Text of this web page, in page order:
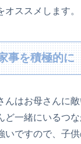
オススメします。
事を積極的に
んはお母さんに
ど一緒にいるつ
いですので、子